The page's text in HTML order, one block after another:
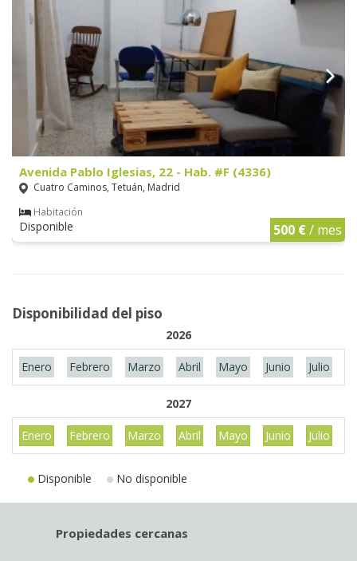
Avenida Pablo Iglesias, 22 - Hab. #F (4336)
Cuatro Caminos, Tetuán, Madrid
Habitación
Disponible 500 €/ mes
Disponibilidad del piso
2026
Enero Febrero Marzo Abril Mayo Junio Julio
2027
Enero Febrero Marzo Abril Mayo Junio Julio
Disponible No disponible
Propiedades cercanas